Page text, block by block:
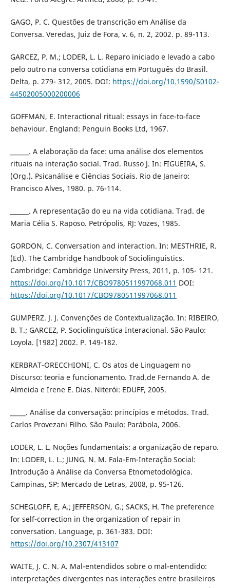
GAGO, P. C. Questões de transcrição em Análise da
Conversa. Veredas, Juiz de Fora, v. 6, n. 2, 2002. p. 89-113.
GARCEZ, P. M.; LODER, L. L. Reparo iniciado e levado a cabo
pelo outro na conversa cotidiana em Português do Brasil.
Delta, p. 279- 312, 2005. DOI: https://doi.org/10.1590/S0102-
44502005000200006
GOFFMAN, E. Interactional ritual: essays in face-to-face
behaviour. England: Penguin Books Ltd, 1967.
______. A elaboração da face: uma análise dos elementos
rituais na interação social. Trad. Russo J. In: FIGUEIRA, S.
(Org.). Psicanálise e Ciências Sociais. Rio de Janeiro:
Francisco Alves, 1980. p. 76-114.
______. A representação do eu na vida cotidiana. Trad. de
Maria Célia S. Raposo. Petrópolis, RJ: Vozes, 1985.
GORDON, C. Conversation and interaction. In: MESTHRIE, R.
(Ed). The Cambridge handbook of Sociolinguistics.
Cambridge: Cambridge University Press, 2011, p. 105- 121.
https://doi.org/10.1017/CBO9780511997068.011 DOI:
https://doi.org/10.1017/CBO9780511997068.011
GUMPERZ. J. J. Convenções de Contextualização. In: RIBEIRO,
B. T.; GARCEZ, P. Sociolinguística Interacional. São Paulo:
Loyola. [1982] 2002. P. 149-182.
KERBRAT-ORECCHIONI, C. Os atos de Linguagem no
Discurso: teoria e funcionamento. Trad.de Fernando A. de
Almeida e Irene E. Dias. Niterói: EDUFF, 2005.
_____. Análise da conversação: princípios e métodos. Trad.
Carlos Provezani Filho. São Paulo: Parábola, 2006.
LODER, L. L. Noções fundamentais: a organização de reparo.
In: LODER, L. L.; JUNG, N. M. Fala-Em-Interação Social:
Introdução à Análise da Conversa Etnometodológica.
Campinas, SP: Mercado de Letras, 2008, p. 95-126.
SCHEGLOFF, E, A.; JEFFERSON, G.; SACKS, H. The preference
for self-correction in the organization of repair in
conversation. Language, p. 361-383. DOI:
https://doi.org/10.2307/413107
WAITE, J. C. N. A. Mal-entendidos sobre o mal-entendido:
interpretações divergentes nas interações entre brasileiros